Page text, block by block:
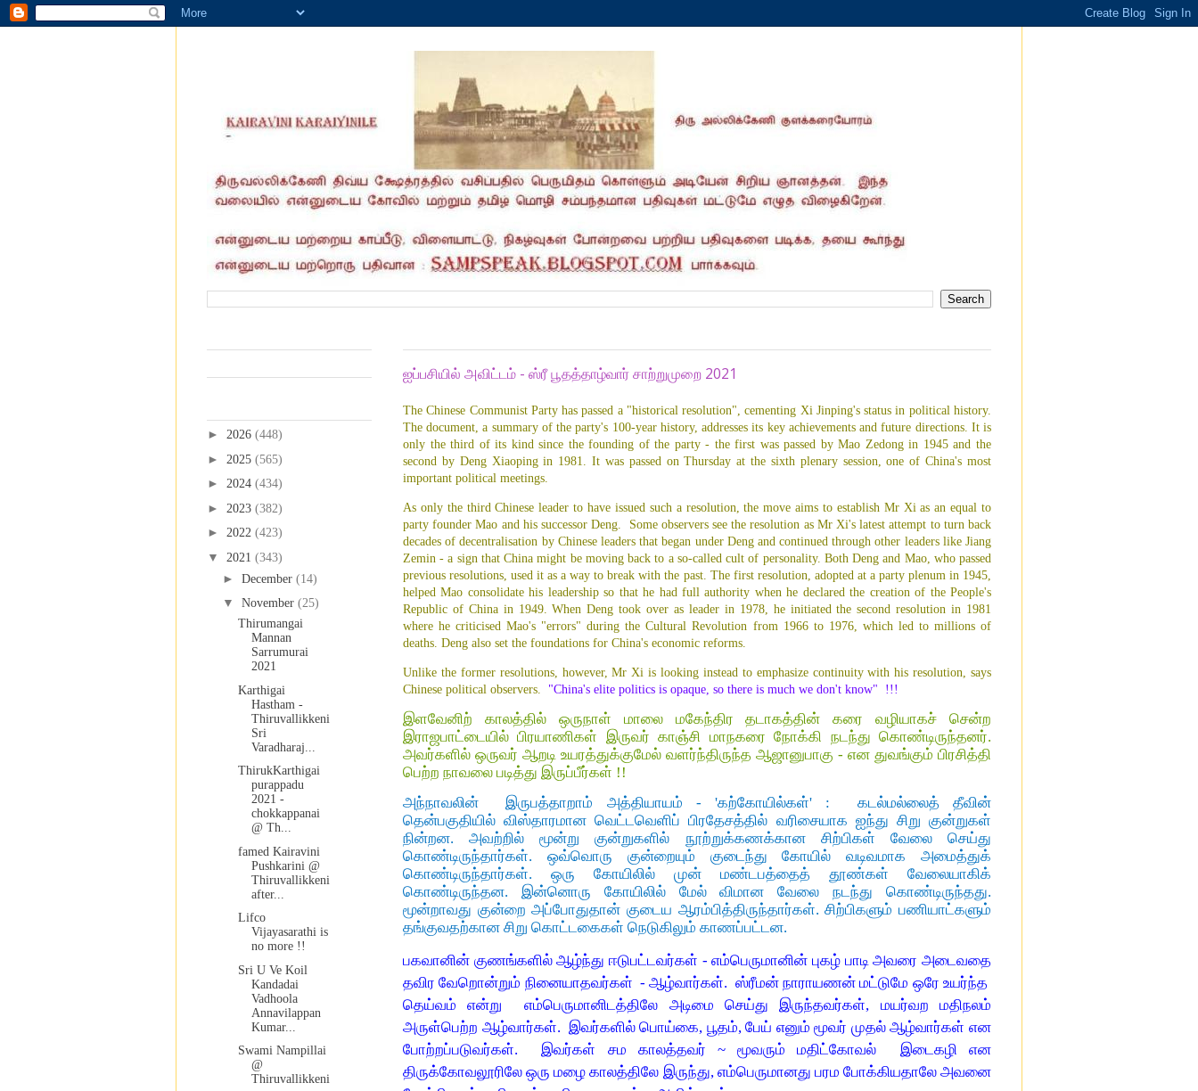
ஐப்பசியில் அவிட்டம் - ஸ்ரீ பூதத்தாழ்வார் சாற்றுமுறை 2021
The Chinese Communist Party has passed a "historical resolution", cementing Xi Jinping's status in political history.
The document, a summary of the party's 100-year history, addresses its key achievements and future directions. It is
only the third of its kind since the founding of the party - the first was passed by Mao Zedong in 1945 and the
second by Deng Xiaoping in 1981. It was passed on Thursday at the sixth plenary session, one of China's most
important political meetings.
As only the third Chinese leader to have issued such a resolution, the move aims to establish Mr Xi as an equal to
party founder Mao and his successor Deng. Some observers see the resolution as Mr Xi's latest attempt to turn back
decades of decentralisation by Chinese leaders that began under Deng and continued through other leaders like Jiang
Zemin - a sign that China might be moving back to a so-called cult of personality. Both Deng and Mao, who passed
previous resolutions, used it as a way to break with the past. The first resolution, adopted at a party plenum in 1945,
helped Mao consolidate his leadership so that he had full authority when he declared the creation of the People's
Republic of China in 1949. When Deng took over as leader in 1978, he initiated the second resolution in 1981
where he criticised Mao's "errors" during the Cultural Revolution from 1966 to 1976, which led to millions of
deaths. Deng also set the foundations for China's economic reforms.
Unlike the former resolutions, however, Mr Xi is looking instead to emphasize continuity with his resolution, says
Chinese political observers. "China's elite politics is opaque, so there is much we don't know" !!!
இளவேனிற் காலத்தில் ஒருநாள் மாலை மகேந்திர தடாகத்தின் கரை வழியாகச் சென்ற
இராஜபாட்டையில் பிரயாணிகள் இருவர் காஞ்சி மாநகரை நோக்கி நடந்து கொண்டிருந்தனர்.
அவர்களில் ஒருவர் ஆறடி உயரத்துக்குமேல் வளர்ந்திருந்த ஆஜானுபாகு - என துவங்கும் பிரசித்தி
பெற்ற நாவலை படித்து இருப்பீர்கள் !!
அந்நாவலின் இருபத்தாறாம் அத்தியாயம் - 'கற்கோயில்கள்' : கடல்மல்லைத் தீவின்
தென்பகுதியில் விஸ்தாரமான வெட்டவெளிப் பிரதேசத்தில் வரிசையாக ஐந்து சிறு குன்றுகள்
நின்றன. அவற்றில் மூன்று குன்றுகளில் நூற்றுக்கணக்கான சிற்பிகள் வேலை செய்து
கொண்டிருந்தார்கள். ஒவ்வொரு குன்றையும் குடைந்து கோயில் வடிவமாக அமைத்துக்
கொண்டிருந்தார்கள். ஒரு கோயிலில் முன் மண்டபத்தைத் தூண்கள் வேலையாகிக்
கொண்டிருந்தன. இன்னொரு கோயிலில் மேல் விமான வேலை நடந்து கொண்டிருந்தது.
மூன்றாவது குன்றை அப்போதுதான் குடைய ஆரம்பித்திருந்தார்கள். சிற்பிகளும் பணியாட்களும்
தங்குவதற்கான சிறு கொட்டகைகள் நெடுகிலும் காணப்பட்டன.
பகவானின் குணங்களில் ஆழ்ந்து ஈடுபட்டவர்கள் - எம்பெருமானின் புகழ் பாடி அவரை அடைவதை
தவிர வேறொன்றும் நினையாதவர்கள் - ஆழ்வார்கள். ஸ்ரீமன் நாராயணன் மட்டுமே ஒரே உயர்ந்த
தெய்வம் என்று எம்பெருமானிடத்திலே அடிமை செய்து இருந்தவர்கள், மயர்வற மதிநலம்
அருள்பெற்ற ஆழ்வார்கள். இவர்களில் பொய்கை, பூதம், பேய் எனும் மூவர் முதல் ஆழ்வார்கள் என
போற்றப்படுவர்கள். இவர்கள் சம காலத்தவர் ~ மூவரும் மதிட்கோவல் இடைகழி என
திருக்கோவலூரிலே ஒரு மழை காலத்திலே இருந்து, எம்பெருமானது பரம போக்கியதாலே அவனை
► 2026 (448)
► 2025 (565)
► 2024 (434)
► 2023 (382)
► 2022 (423)
▼ 2021 (343)
► December (14)
▼ November (25)
Thirumangai
Mannan
Sarrumurai
2021
Karthigai
Hastham -
Thiruvallikkeni
Sri
Varadharaj...
ThirukKarthigai
purappadu
2021 -
chokkappanai
@ Th...
famed Kairavini
Pushkarini @
Thiruvallikkeni
after...
Lifco
Vijayasarathi is
no more !!
Sri U Ve Koil
Kandadai
Vadhoola
Annavilappan
Kumar...
Swami Nampillai
@
Thiruvallikkeni